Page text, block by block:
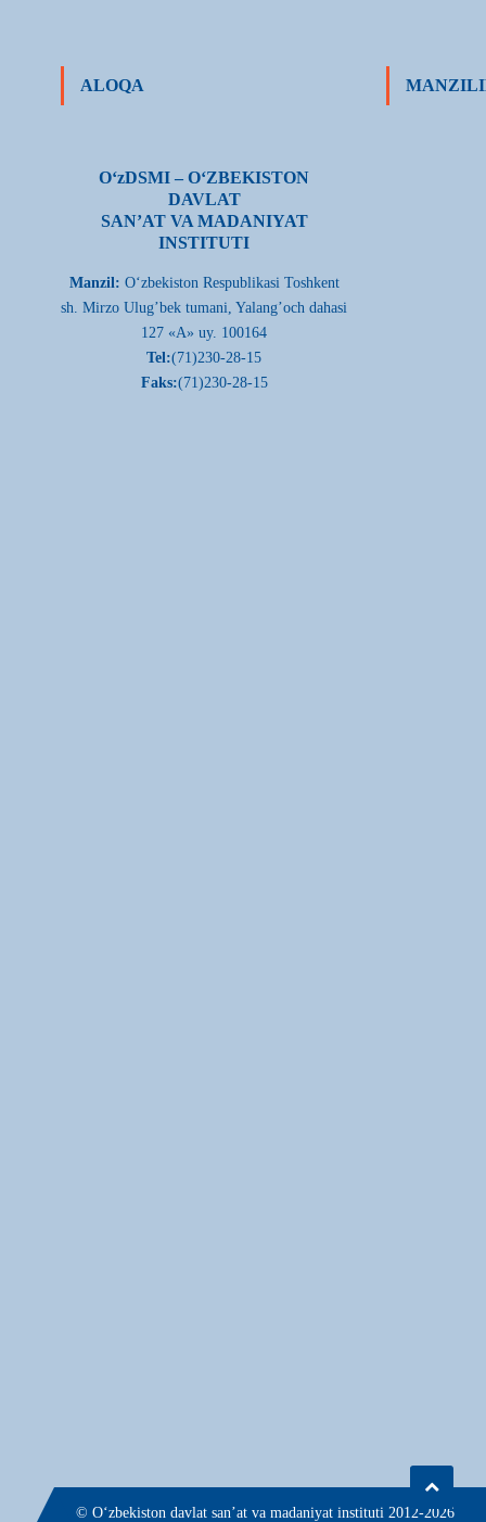
ALOQA
О‘zDSMI – О‘ZBEKISTON
DAVLAT
SAN’AT VA MADANIYAT
INSTITUTI
Manzil: О‘zbekiston Respublikasi Toshkent
sh. Mirzo Ulug’bek tumani, Yalang’och dahasi
127 «A» uy. 100164
Tel:(71)230-28-15
Faks:(71)230-28-15
© О‘zbekiston davlat san’at va madaniyat instituti 2012-2026